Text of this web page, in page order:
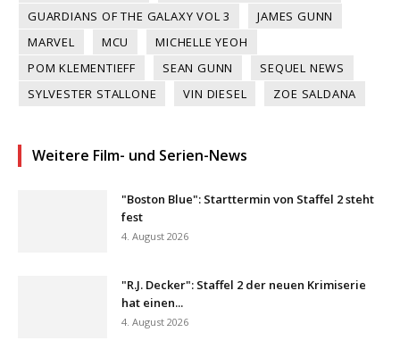
GUARDIANS OF THE GALAXY VOL 3
JAMES GUNN
MARVEL
MCU
MICHELLE YEOH
POM KLEMENTIEFF
SEAN GUNN
SEQUEL NEWS
SYLVESTER STALLONE
VIN DIESEL ZOE SALDANA
Weitere Film- und Serien-News
"Boston Blue": Starttermin von Staffel 2 steht
fest
4. August 2026
"R.J. Decker": Staffel 2 der neuen Krimiserie
hat einen...
4. August 2026